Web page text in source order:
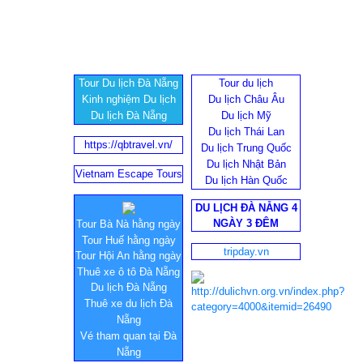
Tour Du lịch Đà Nẵng
Kinh nghiệm Du lịch
Du lịch Đà Nẵng
Tour du lịch
Du lịch Châu Âu
Du lịch Mỹ
Du lịch Thái Lan
Du lịch Trung Quốc
Du lịch Nhật Bản
Du lịch Hàn Quốc
https://qbtravel.vn/
Vietnam Escape Tours
Tour Bà Nà hằng ngày
Tour Huế hằng ngày
Tour Hội An hằng ngày
Thuê xe ô tô Đà Nẵng
Du lịch Đà Nẵng
Thuê xe du lịch Đà
Nẵng
Vé tham quan tại Đà
Nẵng
DU LỊCH ĐÀ NẴNG 4
NGÀY 3 ĐÊM
tripday.vn